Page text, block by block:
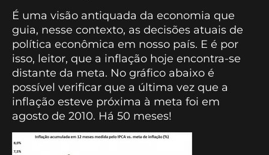
É uma visão antiquada da economia que
guia, nesse contexto, as decisões atuais de
política econômica em nosso país. E é por
isso, leitor, que a inflação hoje encontra-se
distante da meta. No gráfico abaixo é
possível verificar que a última vez que a
inflação esteve próxima à meta foi em
agosto de 2010. Há 50 meses!